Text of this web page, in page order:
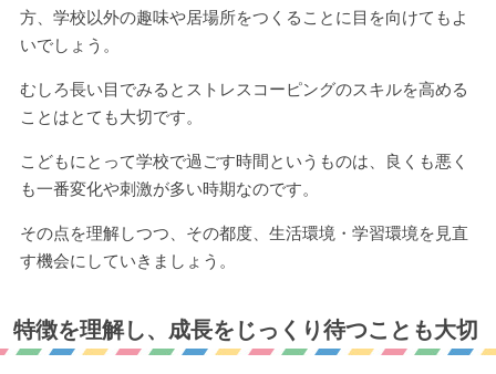
方、学校以外の趣味や居場所をつくることに目を向けてもよ
いでしょう。
むしろ長い目でみるとストレスコーピングのスキルを高める
ことはとても大切です。
こどもにとって学校で過ごす時間というものは、良くも悪く
も一番変化や刺激が多い時期なのです。
その点を理解しつつ、その都度、生活環境・学習環境を見直
す機会にしていきましょう。
特徴を理解し、成長をじっくり待つことも大切